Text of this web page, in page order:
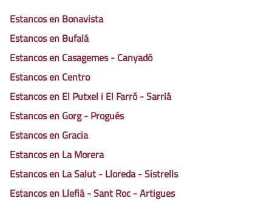
Estancos en Bonavista
Estancos en Bufalá
Estancos en Casagemes - Canyadó
Estancos en Centro
Estancos en El Putxel i El Farró - Sarriá
Estancos en Gorg - Progués
Estancos en Gracia
Estancos en La Morera
Estancos en La Salut - Lloreda - Sistrells
Estancos en Llefiá - Sant Roc - Artigues